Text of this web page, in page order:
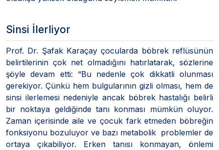
Sinsi İlerliyor
Prof. Dr. Şafak Karaçay çocularda böbrek reflüsünün
belirtilerinin çok net olmadığını hatırlatarak, sözlerine
şöyle devam etti: “Bu nedenle çok dikkatli olunması
gerekiyor. Çünkü hem bulgularının gizli olması, hem de
sinsi ilerlemesi nedeniyle ancak böbrek hastalığı belirli
bir noktaya geldiğinde tanı konması mümkün oluyor.
Zaman içerisinde aile ve çocuk fark etmeden böbreğin
fonksiyonu bozuluyor ve bazı metabolik problemler de
ortaya çıkabiliyor. Erken tanısı konmayan, önlemi